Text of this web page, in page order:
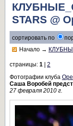
STARS @
сортировать по
Начало →
страницы: 1
2
Фотографии клуба
Саша Воробей
27 февраля 2010 г.